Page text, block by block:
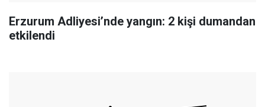
Erzurum Adliyesi’nde yangın: 2 kişi dumandan
etkilendi